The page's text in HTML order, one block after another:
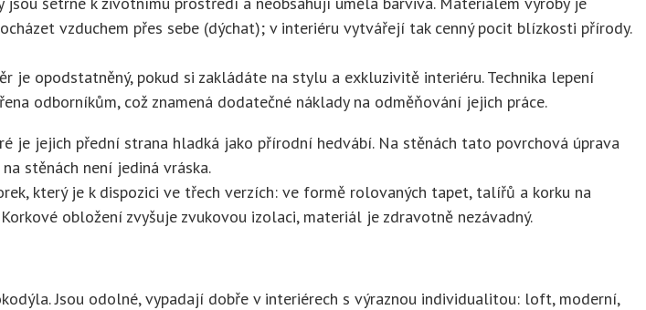
vzduchem přes sebe (dýchat); v interiéru vytvářejí tak cenný pocit blízkosti přírody.
je opodstatněný, pokud si zakládáte na stylu a exkluzivitě interiéru. Technika lepení
odborníkům, což znamená dodatečné náklady na odměňování jejich práce.
je jejich přední strana hladká jako přírodní hedvábí. Na stěnách tato povrchová úprava
stěnách není jediná vráska.
který je k dispozici ve třech verzích: ve formě rolovaných tapet, talířů a korku na
obložení zvyšuje zvukovou izolaci, materiál je zdravotně nezávadný.
Jsou odolné, vypadají dobře v interiérech s výraznou individualitou: loft, moderní,